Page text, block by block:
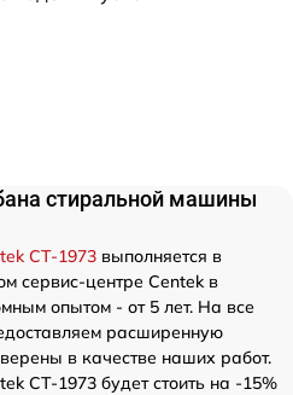
стиральной машины
CT-1973 выполняется в
сервис-центре Centek в
опытом - от 5 лет. На все
расширенную
в качестве наших работ.
CT-1973 будет стоить на -15%